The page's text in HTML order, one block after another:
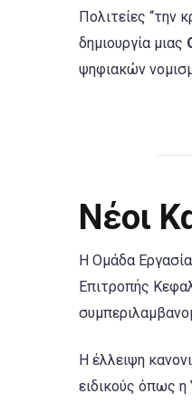
Πολιτείες “την
δημιουργία μιας
ψηφιακών
Νέοι
Η Ομάδα
Επιτροπής
Η έλλειψη
ειδικούς όπως η